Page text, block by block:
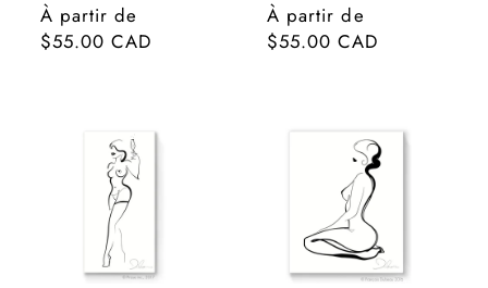
Prix
habituel
À partir de
$55.00 CAD
Prix
habituel
À partir de
$55.00 CAD